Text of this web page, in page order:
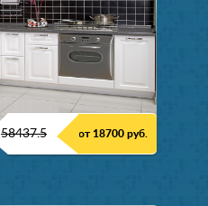
58437.5 от 18700 руб.